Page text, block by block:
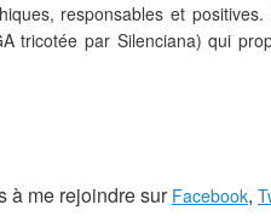
responsables et
tricotée par Silenciana) qui
à me rejoindre sur Facebook,